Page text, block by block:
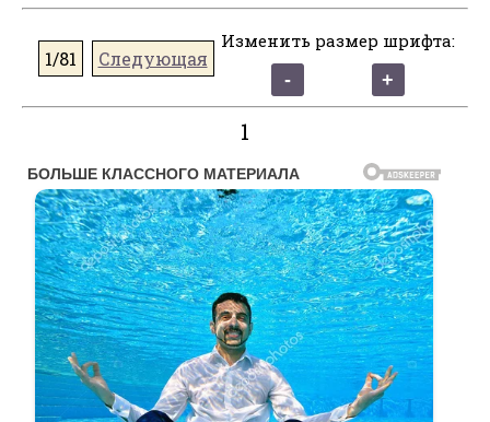
1/81 Следующая
Изменить размер шрифта:
1